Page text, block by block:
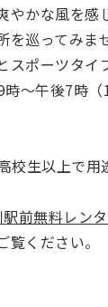
やかな風を感
を巡ってみま
スポーツタイ
時～午後7時
校生以上で用
駅前無料レン
覧ください。